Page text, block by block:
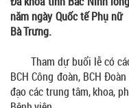
năm ngày Quốc tế Phụ
Bà Trưng.
Tham dự buổi lễ có các
BCH Công đoàn, BCH
đạo các trung tâm, khoa,